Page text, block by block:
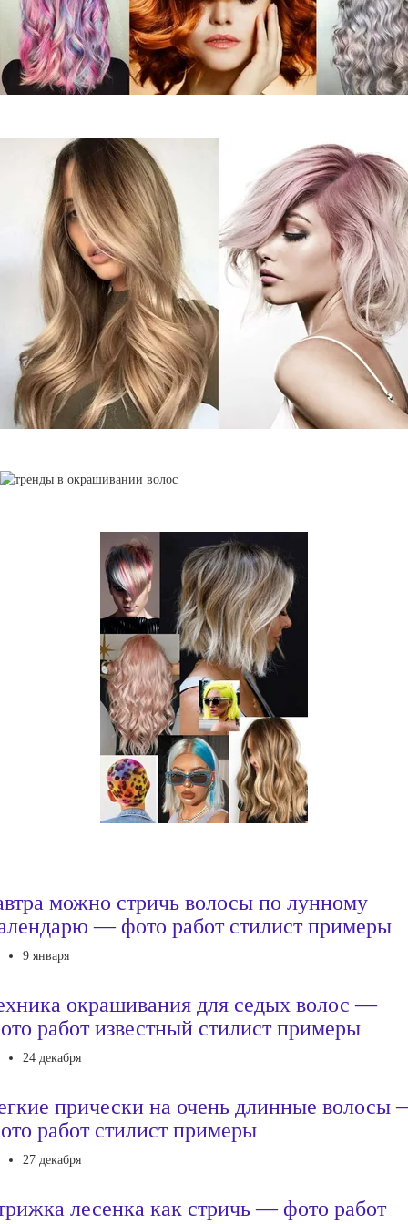
можно стричь волосы по лунному
— фото работ стилист примеры
9 января
окрашивания для седых волос —
работ известный стилист примеры
24 декабря
прически на очень длинные волосы
работ стилист примеры
27 декабря
лесенка как стричь — фото работ